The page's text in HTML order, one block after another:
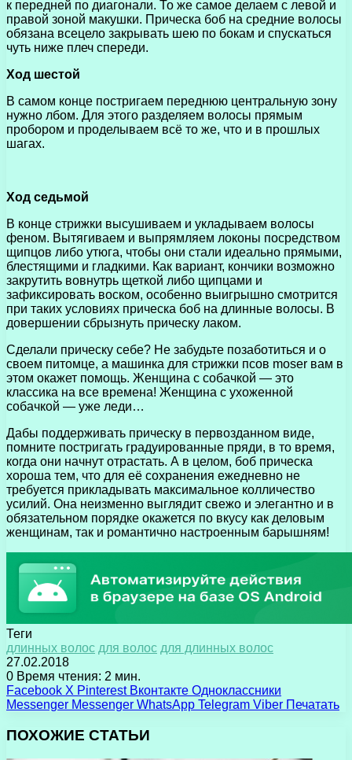
к передней по диагонали. То же самое делаем с левой и
правой зоной макушки. Прическа боб на средние волосы
обязана всецело закрывать шею по бокам и спускаться
чуть ниже плеч спереди.
Ход шестой
В самом конце постригаем переднюю центральную зону
нужно лбом. Для этого разделяем волосы прямым
пробором и проделываем всё то же, что и в прошлых
шагах.
Ход седьмой
В конце стрижки высушиваем и укладываем волосы
феном. Вытягиваем и выпрямляем локоны посредством
щипцов либо утюга, чтобы они стали идеально прямыми,
блестящими и гладкими. Как вариант, кончики возможно
закрутить вовнутрь щеткой либо щипцами и
зафиксировать воском, особенно выигрышно смотрится
при таких условиях прическа боб на длинные волосы. В
довершении сбрызнуть прическу лаком.
Сделали прическу себе? Не забудьте позаботиться и о
своем питомце, а машинка для стрижки псов moser вам в
этом окажет помощь. Женщина с собачкой — это
классика на все времена! Женщина с ухоженной
собачкой — уже леди…
Дабы поддерживать прическу в первозданном виде,
помните постригать градуированные пряди, в то время,
когда они начнут отрастать. А в целом, боб прическа
хороша тем, что для её сохранения ежедневно не
требуется прикладывать максимальное колличество
усилий. Она неизменно выглядит свежо и элегантно и в
обязательном порядке окажется по вкусу как деловым
женщинам, так и романтично настроенным барышням!
Теги
длинных волос для волос для длинных волос
27.02.2018
0 Время чтения: 2 мин.
Facebook X Pinterest Вконтакте Одноклассники
Messenger Messenger WhatsApp Telegram Viber Печатать
ПОХОЖИЕ СТАТЬИ